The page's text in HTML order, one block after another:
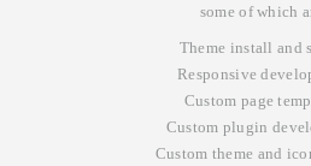
some of which
Theme install and
Responsive
Custom page
Custom plugin
Custom theme and